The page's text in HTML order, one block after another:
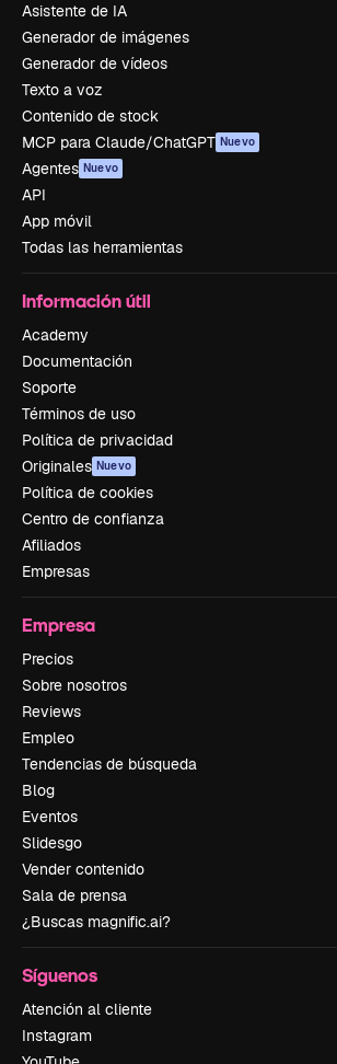
Asistente de IA
Generador de imágenes
Generador de vídeos
Texto a voz
Contenido de stock
MCP para Claude/ChatGPT Nuevo
Agentes Nuevo
API
App móvil
Todas las herramientas
Información útil
Academy
Documentación
Soporte
Términos de uso
Política de privacidad
Originales Nuevo
Política de cookies
Centro de confianza
Afiliados
Empresas
Empresa
Precios
Sobre nosotros
Reviews
Empleo
Tendencias de búsqueda
Blog
Eventos
Slidesgo
Vender contenido
Sala de prensa
¿Buscas magnific.ai?
Síguenos
Atención al cliente
Instagram